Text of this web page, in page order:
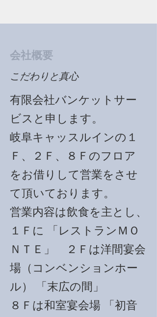
会社概要
こだわりと真心
有限会社バンケットサー
ビスと申します。
岐阜キャッスルインの１
Ｆ、２Ｆ、８Ｆのフロア
をお借りして営業をさせ
て頂いております。
営業内容は飲食を主とし、
１Ｆに 「レストランＭＯ
ＮＴＥ」 ２Ｆは洋間宴会
場（コンベンションホー
ル） 「末広の間」
８Ｆは和室宴会場 「初音